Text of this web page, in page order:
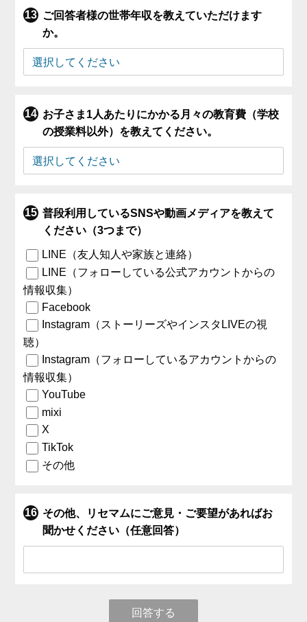
ご回答者様の世帯年収を教えていただけます
か。
お子さま1人あたりにかかる月々の教育費（学校
の授業料以外）を教えてください。
普段利用しているSNSや動画メディアを教えて
ください（3つまで）
LINE（友人知人や家族と連絡）
LINE（フォローしている公式アカウントからの
情報収集）
Facebook
Instagram（ストーリーズやインスタLIVEの視
聴）
Instagram（フォローしているアカウントからの
情報収集）
YouTube
mixi
X
TikTok
その他
その他、リセマムにご意見・ご要望があればお
聞かせください（任意回答）
回答する